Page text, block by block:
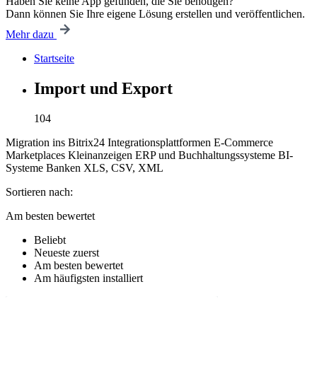
Dann können Sie Ihre eigene Lösung erstellen und veröffentlichen.
Mehr dazu
Startseite
Import und Export
104
Migration ins Bitrix24 Integrationsplattformen E-Commerce
Marketplaces Kleinanzeigen ERP und Buchhaltungssysteme BI-
Systeme Banken XLS, CSV, XML
Sortieren nach:
Am besten bewertet
Beliebt
Neueste zuerst
Am besten bewertet
Am häufigsten installiert